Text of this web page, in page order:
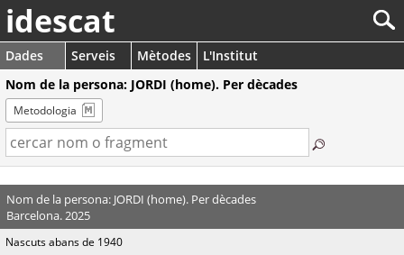
idescat
Dades Serveis Mètodes
L'Institut
Nom de la persona: JORDI (home). Per dècades
Metodologia
Nom de la persona: JORDI (home). Per dècades
Barcelona. 2025
Nascuts abans de 1940